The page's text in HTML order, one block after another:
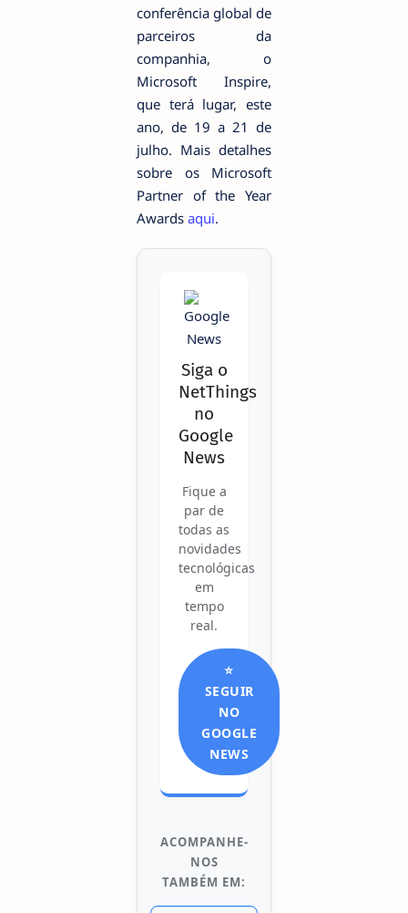
conferência global de
parceiros da
companhia, o
Microsoft Inspire,
que terá lugar, este
ano, de 19 a 21 de
julho. Mais detalhes
sobre os Microsoft
Partner of the Year
Awards aqui.
Siga o
NetThings
no
Google
News
Fique a
par de
todas as
novidades
tecnológicas
em
tempo
real.
⭐
SEGUIR
NO
GOOGLE
NEWS
ACOMPANHE-
NOS
TAMBÉM EM: